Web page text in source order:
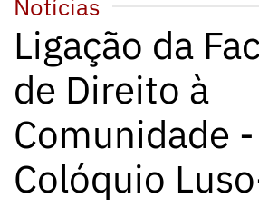
Notícias
Ligação da
de Direito à
Comunidade -
Colóquio